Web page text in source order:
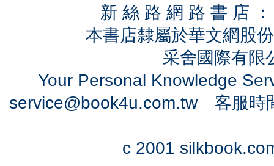
新 絲 路 網 路 書 店
本書店隸屬於華文網股
采舍國際有
Your Personal Knowledge
service@book4u.com.tw客服時
c 2001